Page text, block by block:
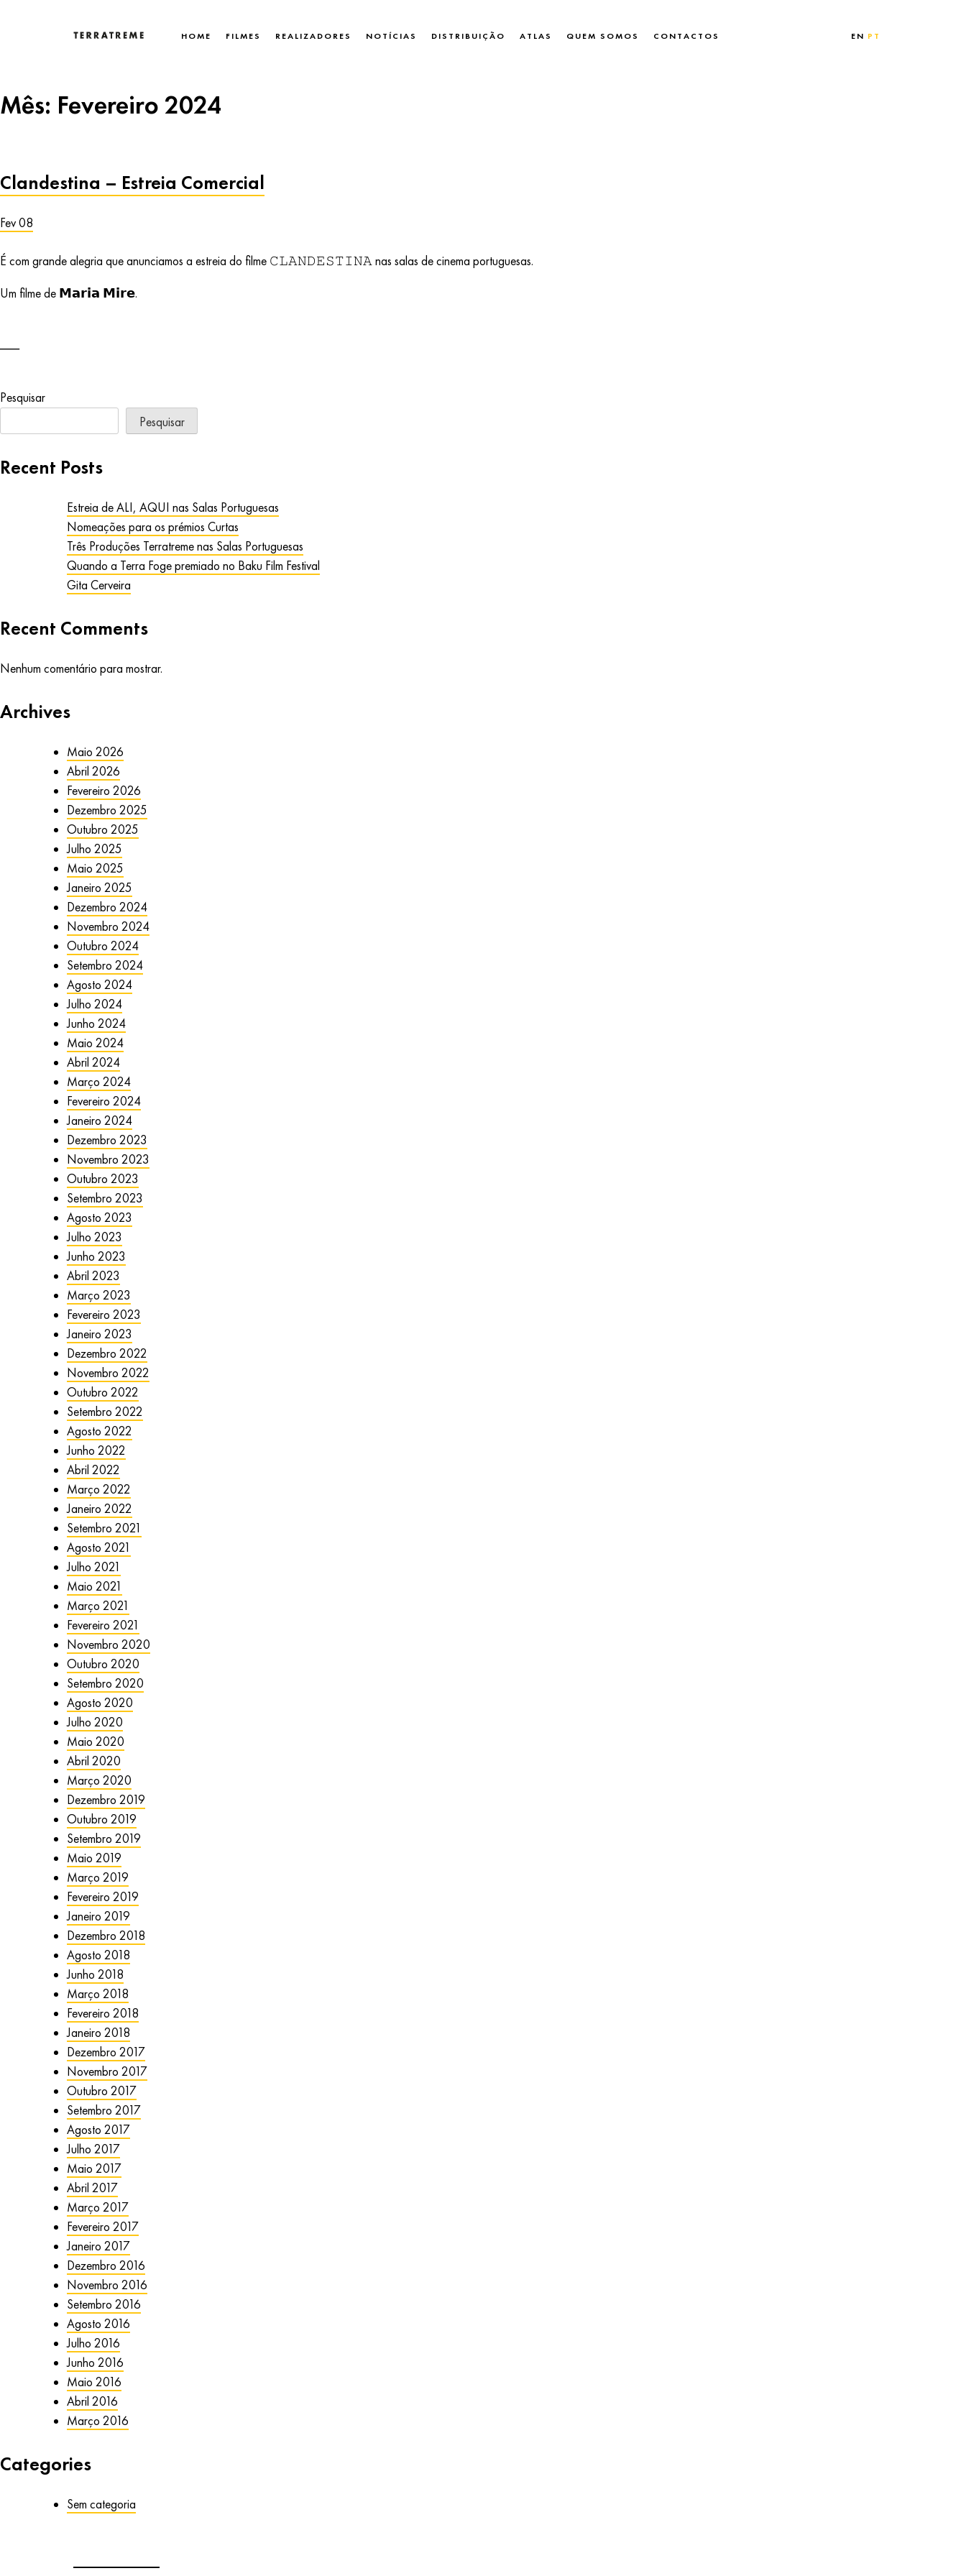
HOME FILMES REALIZADORES NOTÍCIAS DISTRIBUIÇÃO ATLAS QUEM SOMOS CONTACTOS EN PT
Mês: Fevereiro 2024
Clandestina – Estreia Comercial
Fev 08
É com grande alegria que anunciamos a estreia do filme 𝙲𝙻𝙰𝙽𝙳𝙴𝚂𝚃𝙸𝙽𝙰 nas salas de cinema portuguesas.
Um filme de 𝗠𝗮𝗿𝗶𝗮 𝗠𝗶𝗿𝗲.
Pesquisar
Pesquisar
Recent Posts
Estreia de ALI, AQUI nas Salas Portuguesas
Nomeações para os prémios Curtas
Três Produções Terratreme nas Salas Portuguesas
Quando a Terra Foge premiado no Baku Film Festival
Gita Cerveira
Recent Comments
Nenhum comentário para mostrar.
Archives
Maio 2026
Abril 2026
Fevereiro 2026
Dezembro 2025
Outubro 2025
Julho 2025
Maio 2025
Janeiro 2025
Dezembro 2024
Novembro 2024
Outubro 2024
Setembro 2024
Agosto 2024
Julho 2024
Junho 2024
Maio 2024
Abril 2024
Março 2024
Fevereiro 2024
Janeiro 2024
Dezembro 2023
Novembro 2023
Outubro 2023
Setembro 2023
Agosto 2023
Julho 2023
Junho 2023
Abril 2023
Março 2023
Fevereiro 2023
Janeiro 2023
Dezembro 2022
Novembro 2022
Outubro 2022
Setembro 2022
Agosto 2022
Junho 2022
Abril 2022
Março 2022
Janeiro 2022
Setembro 2021
Agosto 2021
Julho 2021
Maio 2021
Março 2021
Fevereiro 2021
Novembro 2020
Outubro 2020
Setembro 2020
Agosto 2020
Julho 2020
Maio 2020
Abril 2020
Março 2020
Dezembro 2019
Outubro 2019
Setembro 2019
Maio 2019
Março 2019
Fevereiro 2019
Janeiro 2019
Dezembro 2018
Agosto 2018
Junho 2018
Março 2018
Fevereiro 2018
Janeiro 2018
Dezembro 2017
Novembro 2017
Outubro 2017
Setembro 2017
Agosto 2017
Julho 2017
Maio 2017
Abril 2017
Março 2017
Fevereiro 2017
Janeiro 2017
Dezembro 2016
Novembro 2016
Setembro 2016
Agosto 2016
Julho 2016
Junho 2016
Maio 2016
Abril 2016
Março 2016
Categories
Sem categoria